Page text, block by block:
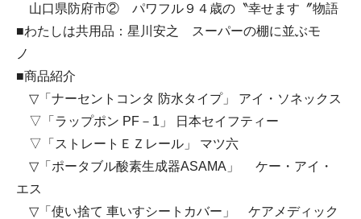
山口県防府市② パワフル９４歳の〝幸せます〞物語
■わたしは共用品：星川安之 スーパーの棚に並ぶモ
ノ
■商品紹介
▽「ナーセントコンタ 防水タイプ」 アイ・ソネックス
▽「ラップポン PF－1」 日本セイフティー
▽「ストレートＥＺレール」 マツ六
▽「ポータブル酸素生成器ASAMA」 ケー・アイ・
エス
▽「使い捨て 車いすシートカバー」 ケアメディック